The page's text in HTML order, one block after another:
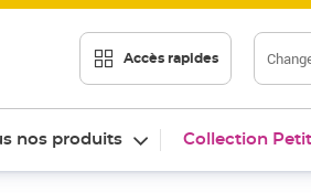
Accès rapides
nos produits Collection